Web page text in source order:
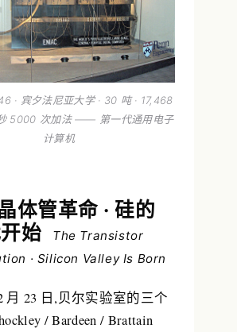
· 宾夕法尼亚大学 · 30 吨 · 17,468
5000 次加法 —— 第一代通用电子
计算机
体管革命 · 硅的
始
The Transistor
· Silicon Valley Is Born
月 23 日,贝尔实验室的三个
/ Bardeen / Brattain